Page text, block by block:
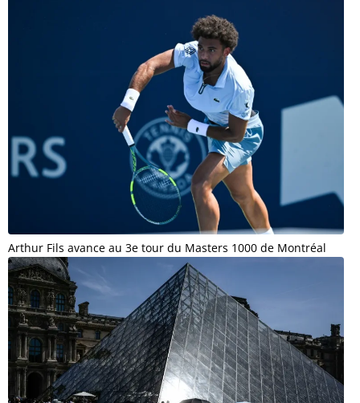
Arthur Fils avance au 3e tour du Masters 1000 de Montréal